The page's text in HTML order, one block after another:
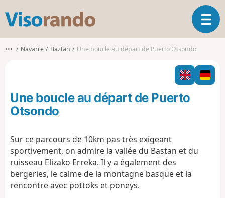
s
o
o
O
u
i
r
l
••• Navarre Baztan Une boucle au départ de Puerto Otsondo
Une boucle au départ de Puerto
Otsondo
Sur ce parcours de 10km pas très exigeant
sportivement, on admire la vallée du Bastan et du
ruisseau Elizako Erreka. Il y a également des
bergeries, le calme de la montagne basque et la
rencontre avec pottoks et poneys.